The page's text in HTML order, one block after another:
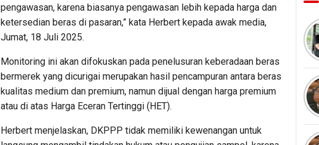
pengawasan, karena biasanya pengawasan lebih kepada harga dan
ketersedian beras di pasaran,” kata Herbert kepada awak media,
Jumat, 18 Juli 2025.
Monitoring ini akan difokuskan pada penelusuran keberadaan beras
bermerek yang dicurigai merupakan hasil pencampuran antara beras
kualitas medium dan premium, namun dijual dengan harga premium
atau di atas Harga Eceran Tertinggi (HET).
Herbert menjelaskan, DKPPP tidak memiliki kewenangan untuk